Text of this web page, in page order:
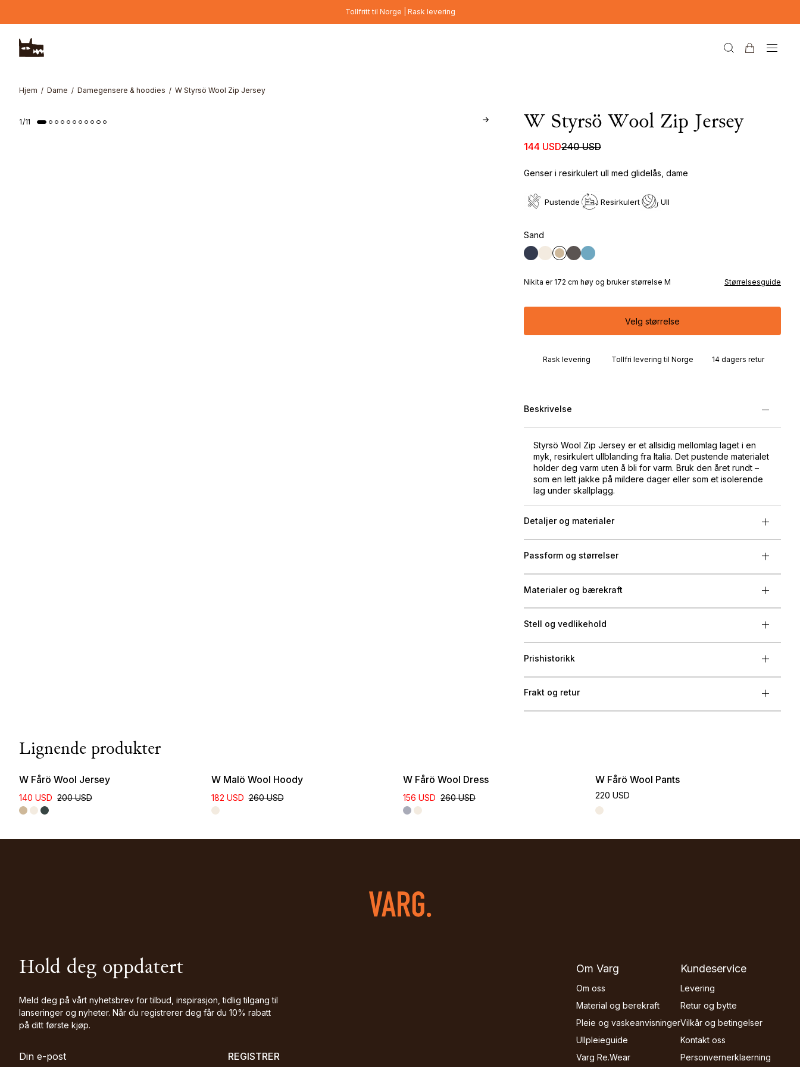
Tollfritt til Norge | Rask levering
Hjem Dame Damegensere & hoodies W Styrsö Wool Zip Jersey
1/11 W Styrsö Wool Zip Jersey
144 USD240 USD
Genser i resirkulert ull med glidelås, dame
Pustende Resirkulert Ull
Sand
Nikita er 172 cm høy og bruker størrelse M Størrelsesguide
Velg størrelse
Rask levering Tollfri levering til Norge 14 dagers retur
Beskrivelse
Styrsö Wool Zip Jersey er et allsidig mellomlag laget i en
myk, resirkulert ullblanding fra Italia. Det pustende materialet
holder deg varm uten å bli for varm. Bruk den året rundt –
som en lett jakke på mildere dager eller som et isolerende
lag under skallplagg.
Detaljer og materialer
Passform og størrelser
Materialer og bærekraft
Stell og vedlikehold
Prishistorikk
Frakt og retur
Lignende produkter
W Fårö Wool Jersey
140 USD 200 USD
W Malö Wool Hoody
182 USD 260 USD
W Fårö Wool Dress
156 USD 260 USD
W Fårö Wool Pants
220 USD
Hold deg oppdatert
Meld deg på vårt nyhetsbrev for tilbud, inspirasjon, tidlig tilgang til
lanseringer og nyheter. Når du registrerer deg får du 10% rabatt
på ditt første kjøp.
REGISTRER
Om Varg
Om oss
Material og berekraft
Pleie og vaskeanvisninger
Ullpleieguide
Varg Re.Wear
Kundeservice
Levering
Retur og bytte
Vilkår og betingelser
Kontakt oss
Personvernerklaerning